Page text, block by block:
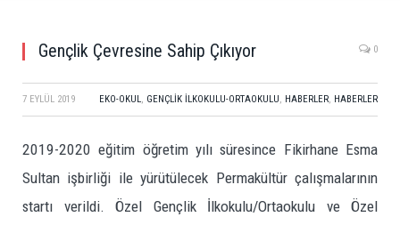
Gençlik Çevresine Sahip Çıkıyor 0
7 EYLÜL 2019 EKO-OKUL, GENÇLIK İLKOKULU-ORTAOKULU, HABERLER, HABERLER
2019-2020 eğitim öğretim yılı süresince Fikirhane Esma
Sultan işbirliği ile yürütülecek Permakültür çalışmalarının
startı verildi. Özel Gençlik İlkokulu/Ortaokulu ve Özel